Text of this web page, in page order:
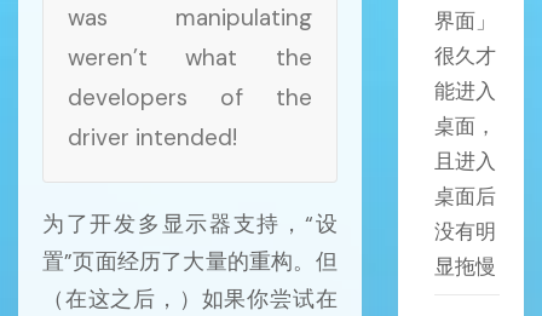
was manipulating
weren’t what the
developers of the
driver intended!
为了开发多显示器支持，“设
置”页面经历了大量的重构。但
（在这之后，）如果你尝试在
界面」
很久才
能进入
桌面，
且进入
桌面后
没有明
显拖慢